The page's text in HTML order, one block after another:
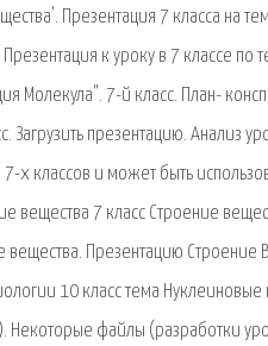
Презентация 7 класса на
к уроку в 7 классе
Молекула". 7-й класс. План-
Загрузить презентацию. Анализ
х классов и может быть
вещества 7 класс Строение
вещества. Презентацию
10 класс тема
Некоторые файлы (разработки